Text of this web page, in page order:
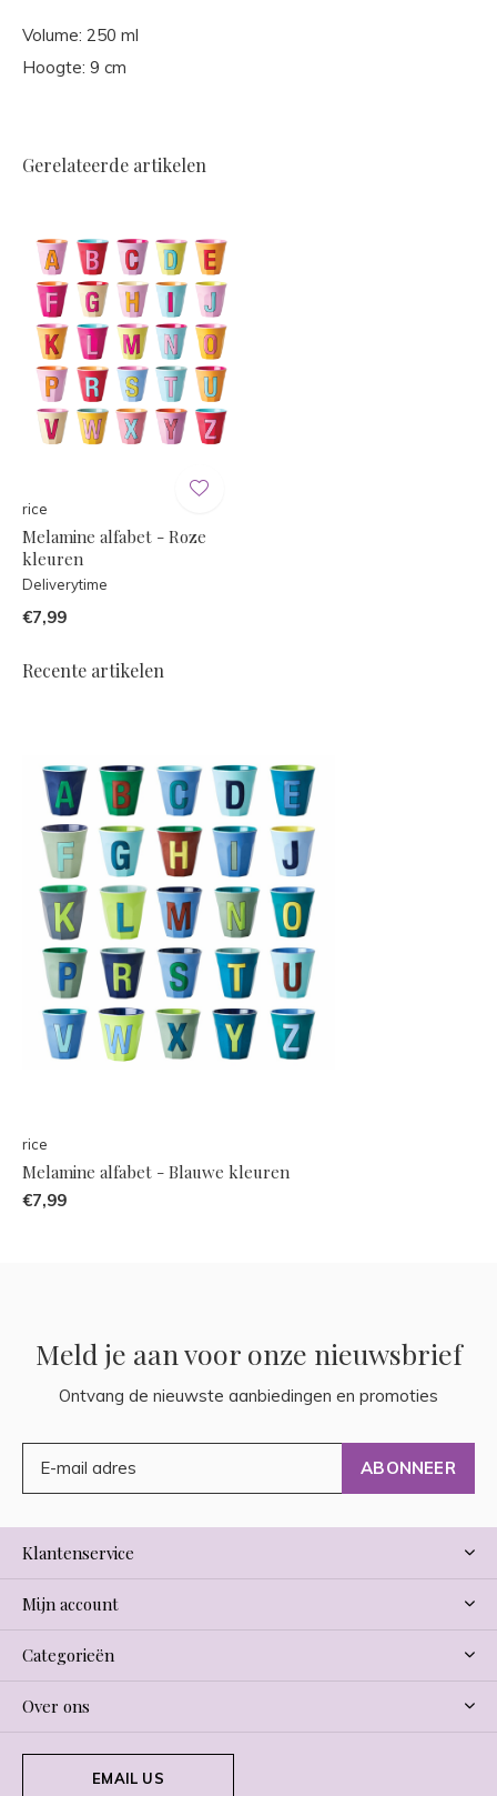
Volume: 250 ml
Hoogte: 9 cm
Gerelateerde artikelen
rice
Melamine alfabet - Roze
kleuren
Deliverytime
€7,99
Recente artikelen
rice
Melamine alfabet - Blauwe kleuren
€7,99
Meld je aan voor onze nieuwsbrief
Ontvang de nieuwste aanbiedingen en promoties
ABONNEER
Klantenservice
Mijn account
Categorieën
Over ons
EMAIL US